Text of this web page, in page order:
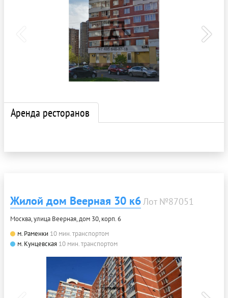
Аренда ресторанов
Жилой дом Веерная 30 к6Лот №87051
Москва, улица Веерная, дом 30, корп. 6
м. Раменки 10 мин. транспортом
м. Кунцевская 10 мин. транспортом